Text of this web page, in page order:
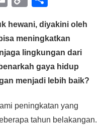
ail p
y
Li
n
ar
e
hewani, diyakini oleh
meningkatkan
lingkungan dari
gaya hidup
menjadi lebih baik?
peningkatan yang
tahun belakangan.